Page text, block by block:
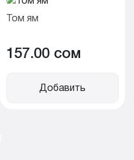
Том ям
157.00 cом
Добавить